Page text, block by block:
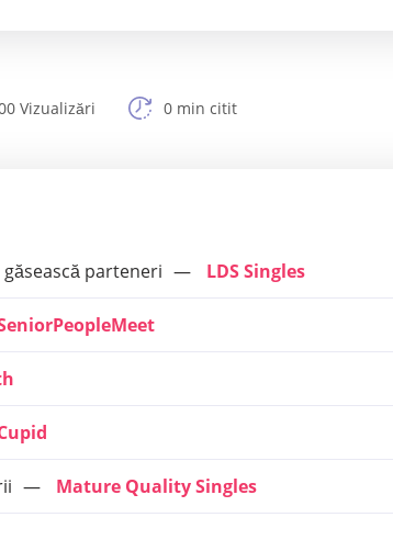
Vizualizări 0 min citit
parteneri LDS Singles
Mature Quality Singles